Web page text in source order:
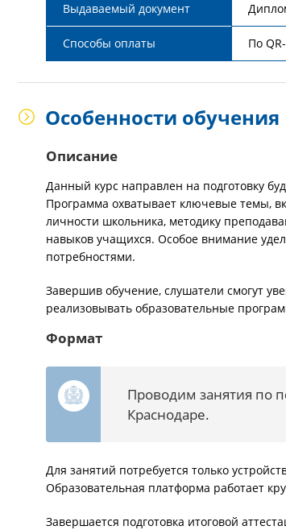
Выдаваемый документ
Способы оплаты По
Особенности обучения
Описание
Данный курс направлен на подготовку
Программа охватывает ключевые темы,
личности школьника, методику
навыков учащихся. Особое внимание
потребностями.
Завершив обучение, слушатели смогут
реализовывать образовательные
Формат
Проводим занятия по
Краснодаре.
Для занятий потребуется только
Образовательная платформа работает
Завершается подготовка итоговой